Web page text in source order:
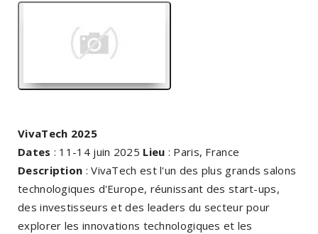
VivaTech 2025
Dates : 11-14 juin 2025 Lieu : Paris, France
Description : VivaTech est l'un des plus grands salons
technologiques d'Europe, réunissant des start-ups,
des investisseurs et des leaders du secteur pour
explorer les innovations technologiques et les